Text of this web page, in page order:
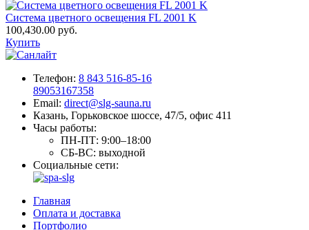
Система цветного освещения FL 2001 K
100,430.00 руб.
Купить
Телефон: 8 843 516-85-16
89053167358
Email: direct@slg-sauna.ru
Казань, Горьковское шоссе, 47/5, офис 411
Часы работы:
ПН-ПТ: 9:00–18:00
СБ-ВС: выходной
Социальные сети:
Главная
Оплата и доставка
Портфолио